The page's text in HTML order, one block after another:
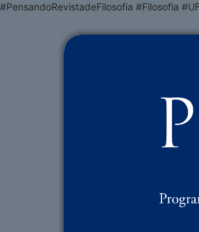
#PensandoRevistadeFilosofia #Filosofia